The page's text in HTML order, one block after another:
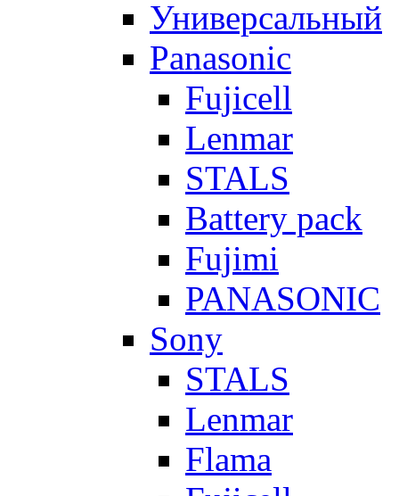
Универсальный
Panasonic
Fujicell
Lenmar
STALS
Battery pack
Fujimi
PANASONIC
Sony
STALS
Lenmar
Flama